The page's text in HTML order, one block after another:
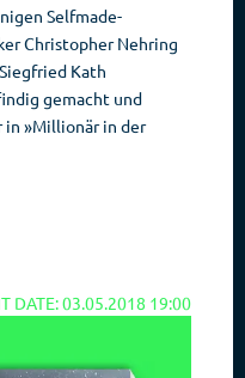
Selfmade-
Christopher Nehring
Kath
gemacht und
in »Millionär in der
DATE: 03.05.2018 19:00